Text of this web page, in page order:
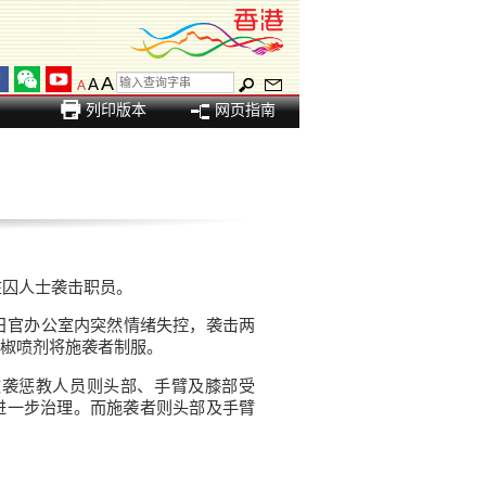
AAA
列印版本 网页指南
人士袭击职员。
办公室内突然情绪失控，袭击两
喷剂将施袭者制服。
惩教人员则头部、手臂及膝部受
步治理。而施袭者则头部及手臂